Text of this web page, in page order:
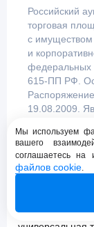
Российский
торговая
с имуществом
и
федеральных
615-ПП РФ.
19.08.2009.
Политика
© 2009 - 2026
Мы используем
вашего
соглашаетесь на
файлов cookie.